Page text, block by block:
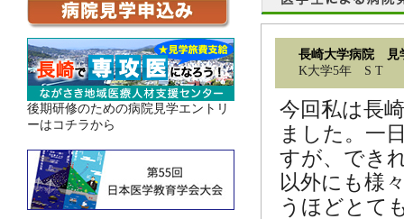
後期研修のための病院見学エントリ
ーはコチラから
長崎大学病院 見
K大学5年 S T
今回私は長
ました。一
すが、でき
以外にも様
うほどとて